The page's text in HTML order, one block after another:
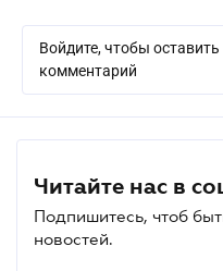
Войдите, чтобы оставить
комментарий
Читайте нас в
Подпишитесь, чтоб
новостей.